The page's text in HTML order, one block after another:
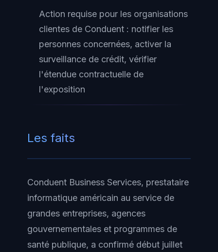
Action requise pour les organisations
clientes de Conduent : notifier les
personnes concernées, activer la
surveillance de crédit, vérifier
l'étendue contractuelle de
l'exposition
Les faits
Conduent Business Services, prestataire
informatique américain au service de
grandes entreprises, agences
gouvernementales et programmes de
santé publique, a confirmé début juillet